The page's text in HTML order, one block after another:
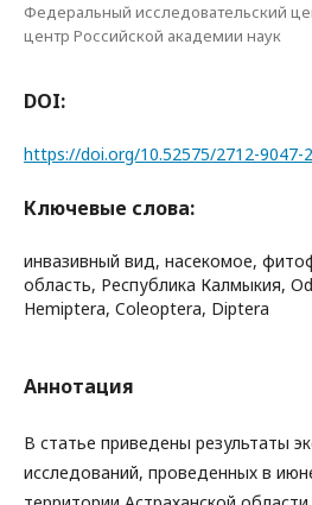
Федеральный исследовательский
центр Российской академии наук
DOI:
https://doi.org/10.52575/2712-9047-
Ключевые слова:
инвазивный вид, насекомое,
область, Республика Калмыкия,
Hemiptera, Coleoptera, Diptera
Аннотация
В статье приведены результаты
исследований, проведенных в